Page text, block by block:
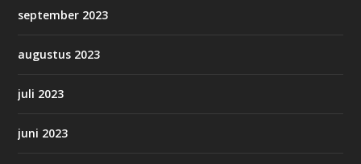
september 2023
augustus 2023
juli 2023
juni 2023